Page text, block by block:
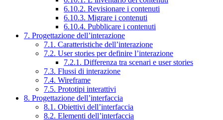
6.10.2. Revisionare i contenuti
6.10.3. Migrare i contenuti
6.10.4. Pubblicare i contenuti
7. Progettazione dell’interazione
7.1. Caratteristiche dell’interazione
7.2. User stories per definire l’interazione
7.2.1. Differenza tra scenari e user stories
7.3. Flussi di interazione
7.4. Wireframe
7.5. Prototipi interattivi
8. Progettazione dell’interfaccia
8.1. Obiettivi dell’interfaccia
8.2. Elementi dell’interfaccia